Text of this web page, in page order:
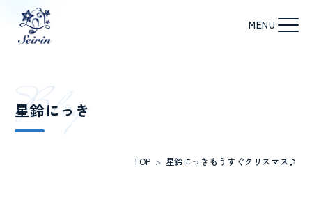
Blog
星鈴にっき
TOP > 星鈴にっき もうすぐクリスマス♪